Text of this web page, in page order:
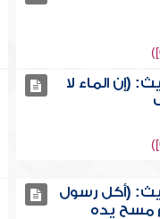
(إن الماء لا
(أكل رسول
مسح يده